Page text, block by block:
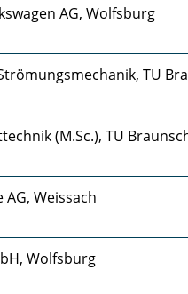
AG, Wolfsburg
TU
(M.Sc.), TU
Weissach
Wolfsburg